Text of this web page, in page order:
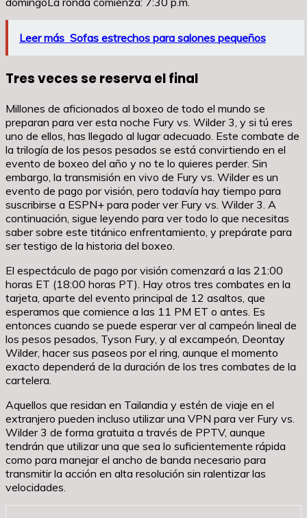
Leer más Sofas estrechos para salones pequeños
Tres veces se reserva el final
Millones de aficionados al boxeo de todo el mundo se
preparan para ver esta noche Fury vs. Wilder 3, y si tú eres
uno de ellos, has llegado al lugar adecuado. Este combate de
la trilogía de los pesos pesados se está convirtiendo en el
evento de boxeo del año y no te lo quieres perder. Sin
embargo, la transmisión en vivo de Fury vs. Wilder es un
evento de pago por visión, pero todavía hay tiempo para
suscribirse a ESPN+ para poder ver Fury vs. Wilder 3. A
continuación, sigue leyendo para ver todo lo que necesitas
saber sobre este titánico enfrentamiento, y prepárate para
ser testigo de la historia del boxeo.
El espectáculo de pago por visión comenzará a las 21:00
horas ET (18:00 horas PT). Hay otros tres combates en la
tarjeta, aparte del evento principal de 12 asaltos, que
esperamos que comience a las 11 PM ET o antes. Es
entonces cuando se puede esperar ver al campeón lineal de
los pesos pesados, Tyson Fury, y al excampeón, Deontay
Wilder, hacer sus paseos por el ring, aunque el momento
exacto dependerá de la duración de los tres combates de la
cartelera.
Aquellos que residan en Tailandia y estén de viaje en el
extranjero pueden incluso utilizar una VPN para ver Fury vs.
Wilder 3 de forma gratuita a través de PPTV, aunque
tendrán que utilizar una que sea lo suficientemente rápida
como para manejar el ancho de banda necesario para
transmitir la acción en alta resolución sin ralentizar las
velocidades.